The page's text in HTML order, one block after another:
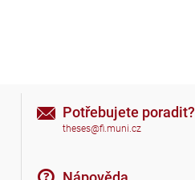
Potřebujete poradit?
theses@fi.muni.cz